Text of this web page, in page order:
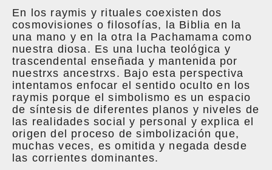
En los raymis y rituales coexisten dos
cosmovisiones o filosofías, la Biblia en la
una mano y en la otra la Pachamama como
nuestra diosa. Es una lucha teológica y
trascendental enseñada y mantenida por
nuestrxs ancestrxs. Bajo esta perspectiva
intentamos enfocar el sentido oculto en los
raymis porque el simbolismo es un espacio
de síntesis de diferentes planos y niveles de
las realidades social y personal y explica el
origen del proceso de simbolización que,
muchas veces, es omitida y negada desde
las corrientes dominantes.